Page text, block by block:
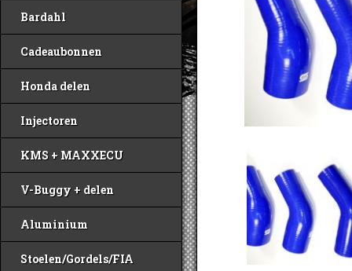
Bardahl
Cadeaubonnen
Honda delen
Injectoren
KMS + MAXXECU
V-Buggy + delen
Aluminium
Stoelen/Gordels/FIA